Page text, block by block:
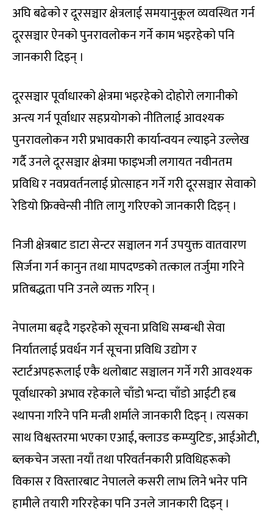
अघि बढेको र दूरसञ्चार क्षेत्रलाई समयानुकूल व्यवस्थित गर्न
दूरसञ्चार ऐनको पुनरावलोकन गर्ने काम भइरहेको पनि
जानकारी दिइन् ।
दूरसञ्चार पूर्वाधारको क्षेत्रमा भइरहेको दोहोरो लगानीको
अन्त्य गर्न पूर्वाधार सहप्रयोगको नीतिलाई आवश्यक
पुनरावलोकन गरी प्रभावकारी कार्यान्वयन ल्याइने उल्लेख
गर्दै उनले दूरसञ्चार क्षेत्रमा फाइभजी लगायत नवीनतम
प्रविधि र नवप्रवर्तनलाई प्रोत्साहन गर्ने गरी दूरसञ्चार सेवाको
रेडियो फ्रिक्वेन्सी नीति लागु गरिएको जानकारी दिइन् ।
निजी क्षेत्रबाट डाटा सेन्टर सञ्चालन गर्न उपयुक्त वातवारण
सिर्जना गर्न कानुन तथा मापदण्डको तत्काल तर्जुमा गरिने
प्रतिबद्धता पनि उनले व्यक्त गरिन् ।
नेपालमा बढ्दै गइरहेको सूचना प्रविधि सम्बन्धी सेवा
निर्यातलाई प्रवर्धन गर्न सूचना प्रविधि उद्योग र
स्टार्टअपहरूलाई एकै थलोबाट सञ्चालन गर्ने गरी आवश्यक
पूर्वाधारको अभाव रहेकाले चाँडो भन्दा चाँडो आईटी हब
स्थापना गरिने पनि मन्त्री शर्माले जानकारी दिइन् । त्यसका
साथ विश्वस्तरमा भएका एआई, क्लाउड कम्प्युटिङ, आईओटी,
ब्लकचेन जस्ता नयाँ तथा परिवर्तनकारी प्रविधिहरूको
विकास र विस्तारबाट नेपालले कसरी लाभ लिने भनेर पनि
हामीले तयारी गरिरहेका पनि उनले जानकारी दिइन् ।